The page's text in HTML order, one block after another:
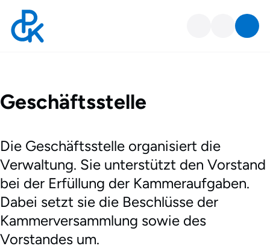
Geschäftsstelle
Geschäftsstelle
Die Geschäftsstelle organisiert die
Verwaltung. Sie unterstützt den Vorstand
bei der Erfüllung der Kammeraufgaben.
Dabei setzt sie die Beschlüsse der
Kammerversammlung sowie des
Vorstandes um.